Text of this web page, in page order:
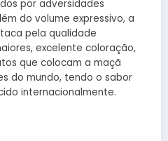
por adversidades
do volume expressivo, a
pela qualidade
excelente coloração,
que colocam a maçã
do mundo, tendo o sabor
internacionalmente.